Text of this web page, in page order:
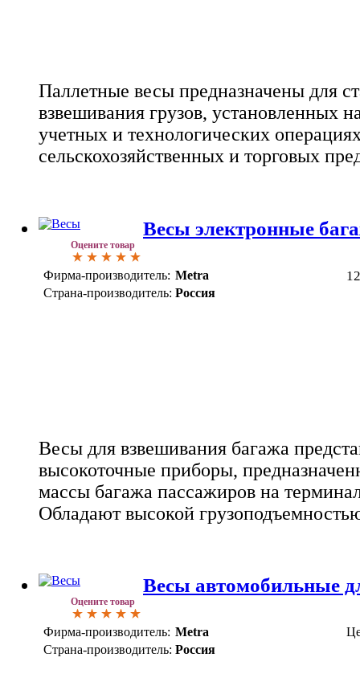
Паллетные весы предназначены для
взвешивания грузов, установленных
учетных и технологических
сельскохозяйственных и торговых
Оцените товар
Весы электронные
Фирма-производитель: Metra
Страна-производитель: Россия
Весы для взвешивания багажа
высокоточные приборы,
массы багажа пассажиров на
Обладают высокой
Оцените товар
Весы автомобильные
Фирма-производитель: Metra
Страна-производитель: Россия